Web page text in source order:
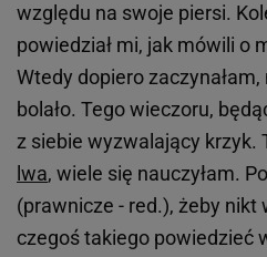
względu na swoje piersi.
powiedział mi, jak mówili o
Wtedy dopiero
bolało. Tego wieczoru,
z siebie wyzwalający krzyk.
lwa, wiele się nauczyłam.
(prawnicze - red.), żeby nikt
czegoś takiego powiedzieć